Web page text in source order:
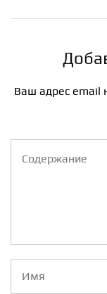
Ваш адрес email